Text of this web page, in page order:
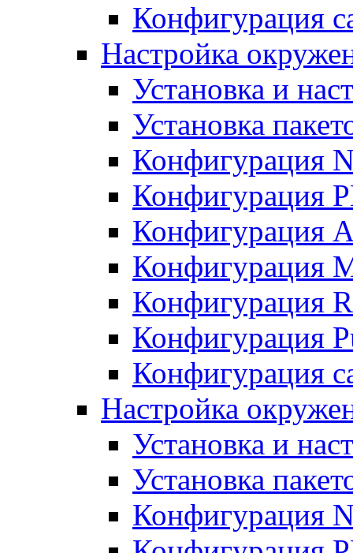
Конфигурация
Настройка
Установка и
Установка
Конфигурация
Конфигурация
Конфигурация
Конфигурация
Конфигурация
Конфигурация
Конфигурация
Настройка
Установка и
Установка
Конфигурация